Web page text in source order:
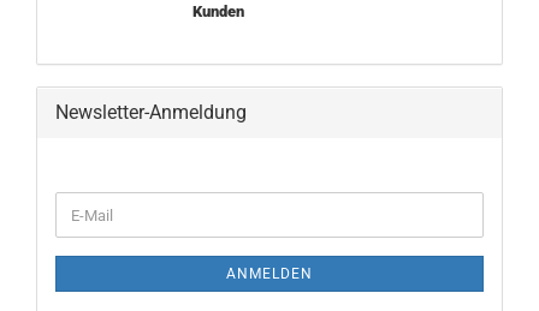
Kunden
Newsletter-Anmeldung
ZUR
E-
Mail
ANMELDEN